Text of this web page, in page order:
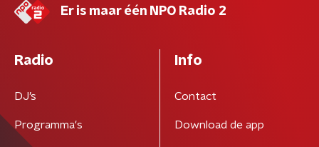
Er is maar één NPO Radio 2
Radio
DJ’s
Programma's
Info
Contact
Download de app